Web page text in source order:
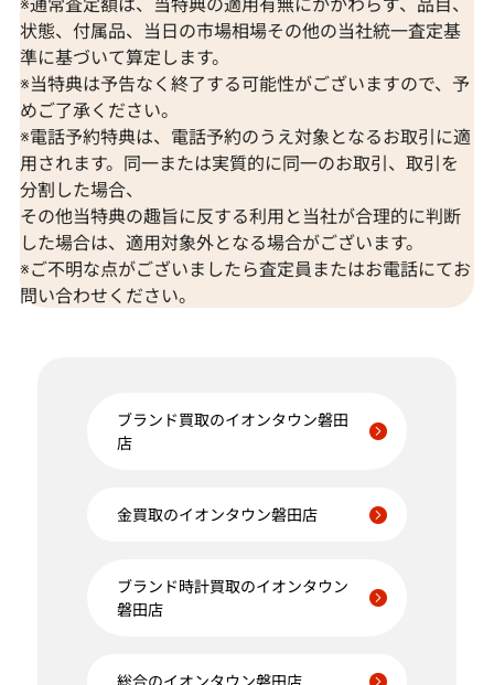
状態、付属品、当日の市場相場その他の当社統一査定基
準に基づいて算定します。
※当特典は予告なく終了する可能性がございますので、予
めご了承ください。
※電話予約特典は、電話予約のうえ対象となるお取引に適
用されます。同一または実質的に同一のお取引、取引を
分割した場合、
その他当特典の趣旨に反する利用と当社が合理的に判断
した場合は、適用対象外となる場合がございます。
※ご不明な点がございましたら査定員またはお電話にてお
問い合わせください。
ブランド買取のイオンタウン磐田
店
金買取のイオンタウン磐田店
ブランド時計買取のイオンタウン
磐田店